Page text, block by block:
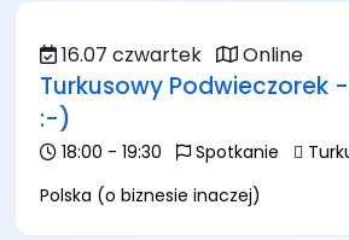
16.07 czwartek Online
Turkusowy Podwieczorek
:-)
18:00 - 19:30 Spotkanie
Polska (o biznesie inaczej)